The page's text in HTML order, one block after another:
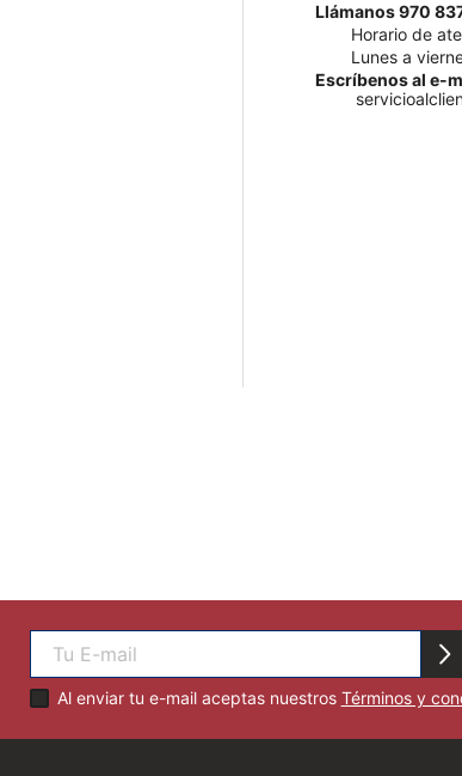
Llámanos 970
Horario de
Lunes a
Escríbenos al e-
Al enviar tu e-mail aceptas nuestros Términos y